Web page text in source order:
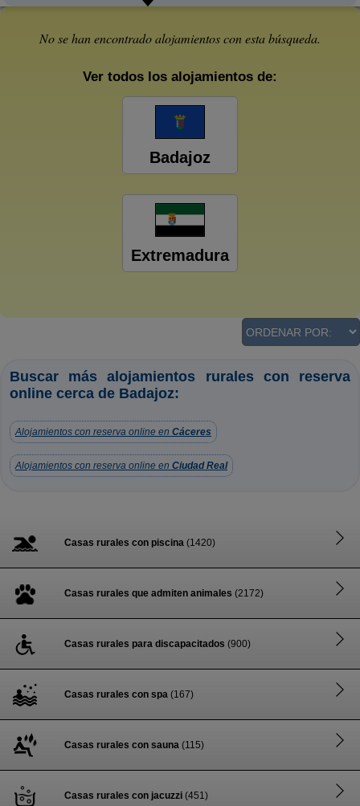
No se han encontrado alojamientos con esta búsqueda.
Ver todos los alojamientos de:
Badajoz
Extremadura
Buscar más alojamientos rurales con reserva
online cerca de Badajoz:
Alojamientos con reserva online en Cáceres
Alojamientos con reserva online en Ciudad Real
Casas rurales con piscina (1420)
Casas rurales que admiten animales (2172)
Casas rurales para discapacitados (900)
Casas rurales con spa (167)
Casas rurales con sauna (115)
Casas rurales con jacuzzi (451)